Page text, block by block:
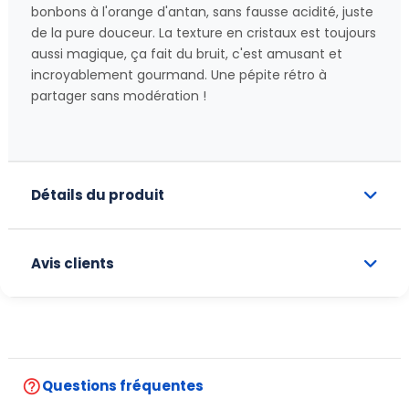
bonbons à l'orange d'antan, sans fausse acidité, juste
de la pure douceur. La texture en cristaux est toujours
aussi magique, ça fait du bruit, c'est amusant et
incroyablement gourmand. Une pépite rétro à
partager sans modération !
Détails du produit
Avis clients
help_outlineQuestions fréquentes